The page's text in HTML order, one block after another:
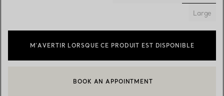
Large
M’AVERTIR LORSQUE CE PRODUIT EST DISPONIBLE
CONTACTER UN CONSEILLER CLIENT OU PRENDRE RENDEZ-
BOOK AN APPOINTMENT